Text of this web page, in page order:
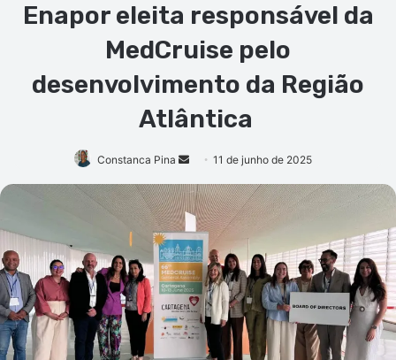
Enapor eleita responsável da
MedCruise pelo
desenvolvimento da Região
Atlântica
Constanca Pina
Mande
e-
mail
11 de junho de 2025